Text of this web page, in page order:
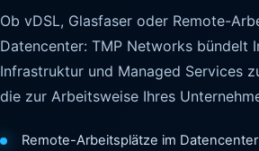
Ob vDSL, Glasfaser oder Remote-
Datencenter: TMP Networks bündelt
Infrastruktur und Managed Services
die zur Arbeitsweise Ihres
Remote-Arbeitsplätze im